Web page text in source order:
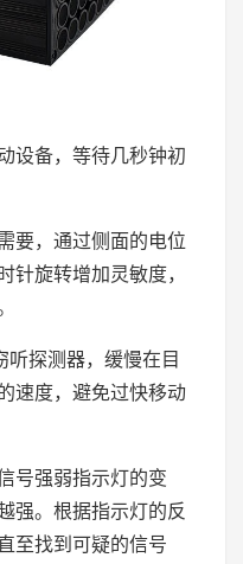
设备，等待几秒钟初
要，通过侧面的电位
针旋转增加灵敏度，
听探测器，缓慢在目
速度，避免过快移动
号强弱指示灯的变
强。根据指示灯的反
至找到可疑的信号